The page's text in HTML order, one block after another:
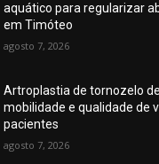
aquático para regularizar
em Timóteo
agosto 7, 2026
Artroplastia de tornozelo
mobilidade e qualidade de
pacientes
agosto 7, 2026